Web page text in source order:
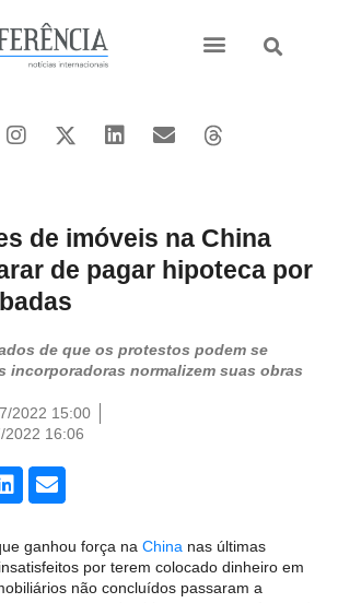
de imóveis na China
de pagar hipoteca por
de que os protestos podem se
incorporadoras normalizem suas obras
2022 15:00
2022 16:06
ganhou força na China nas últimas
por terem colocado dinheiro em
não concluídos passaram a